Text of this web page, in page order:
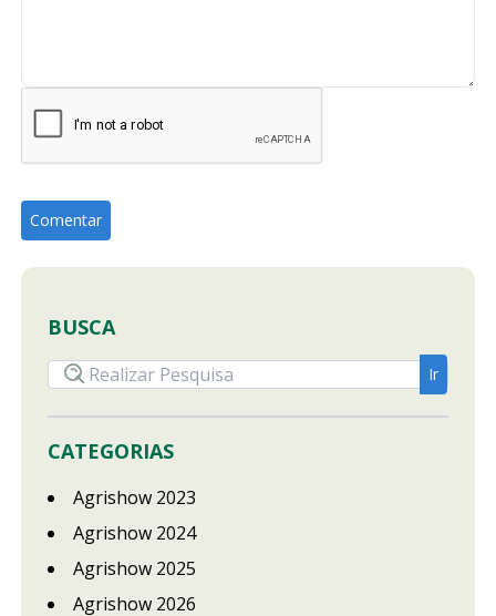
BUSCA
CATEGORIAS
Agrishow 2023
Agrishow 2024
Agrishow 2025
Agrishow 2026